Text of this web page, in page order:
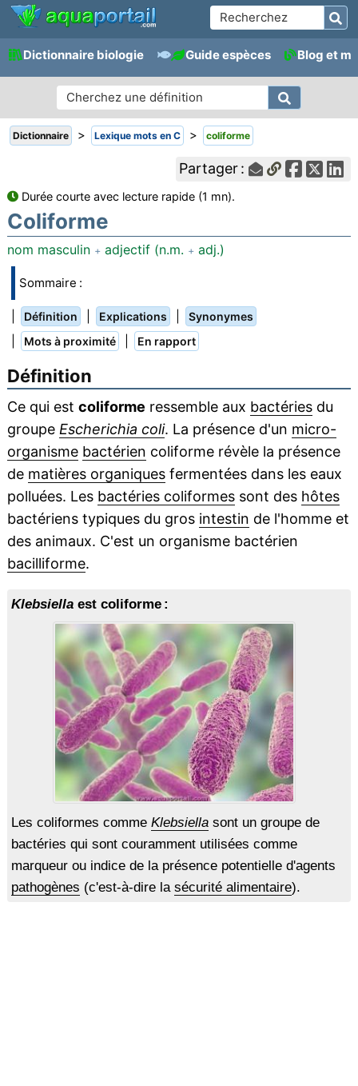
Dictionnaire biologie Guide espèces Blog et
Dictionnaire > Lexique mots en C > coliforme
Partager :
Durée courte avec lecture rapide (1 mn).
Coliforme
nom masculin +adjectif (n.m. +adj.)
Sommaire :
Définition Explications Synonymes
Mots à proximité En rapport
Définition
Ce qui est coliforme ressemble aux bactériesdu
groupe Escherichia coli. La présence d'un micro-
organisme bactérien coliforme révèle la présence
de matières organiquesfermentées dans les eaux
polluées. Les bactéries coliformessont des hôtes
bactériens typiques du gros intestin de l'homme et
des animaux. C'est un organisme bactérien
bacilliforme.
Klebsiellaest coliforme :
Les coliformes comme Klebsiellasont un groupe de
bactéries qui sont couramment utilisées comme
marqueur ou indice de la présence potentielle d'agents
pathogènes (c'est-à-dire la sécurité alimentaire).